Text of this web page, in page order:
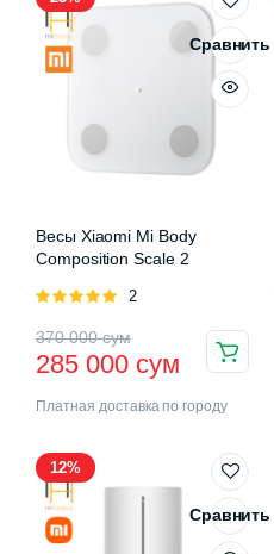
Сравнить
Весы Xiaomi Mi Body
Composition Scale 2
Оценка
2
370 000сум
285 000 сум
Платная доставка по городу
12%
Сравнить